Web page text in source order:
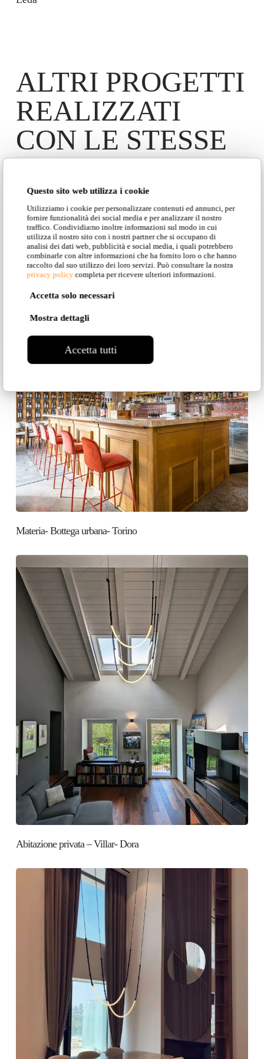
Questo sito web utilizza i cookie
Utilizziamo i cookie per personalizzare contenuti ed annunci, per
fornire funzionalità dei social media e per analizzare il nostro
traffico. Condividiamo inoltre informazioni sul modo in cui
utilizza il nostro sito con i nostri partner che si occupano di
analisi dei dati web, pubblicità e social media, i quali potrebbero
combinarle con altre informazioni che ha fornito loro o che hanno
raccolto dal suo utilizzo dei loro servizi. Può consultare la nostra
privacy policy completa per ricevere ulteriori informazioni.
Accetta solo necessari
Mostra dettagli
Accetta tutti
ALTRI PROGETTI
REALIZZATI
CON LE STESSE
LAMPADE
Materia- Bottega urbana- Torino
Abitazione privata – Villar- Dora